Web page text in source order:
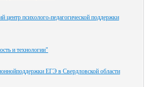
центр психолого-педагогической поддержки
и технологии"
ЕГЭ в Свердловской области